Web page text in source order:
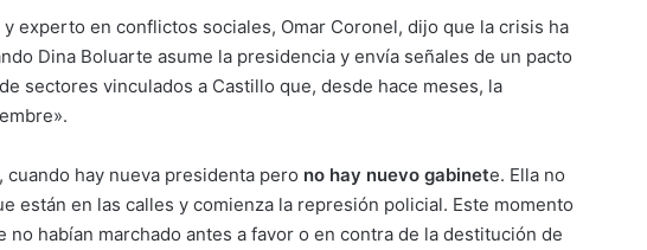
experto en conflictos sociales, Omar Coronel, dijo que la crisis ha
Dina Boluarte asume la presidencia y envía señales de un pacto
sectores vinculados a Castillo que, desde hace meses, la
hay nueva presidenta pero no hay nuevo gabinete. Ella no
están en las calles y comienza la represión policial. Este momento
habían marchado antes a favor o en contra de la destitución de